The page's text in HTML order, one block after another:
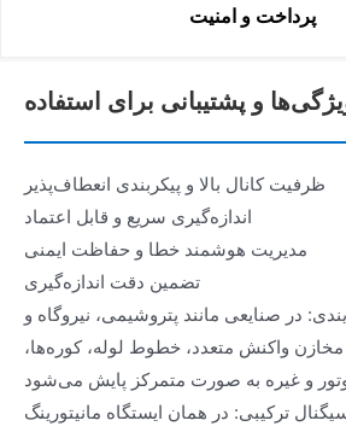
پرداخت و امنیت
و پشتیبانی برای استفاده
ظرفیت کانال بالا و پیکربندی انعطاف‌پذیر
اندازه‌گیری سریع و قابل اعتماد
مدیریت هوشمند خطا و حفاظت ایمنی
تضمین دقت اندازه‌گیری
در صنایعی مانند پتروشیمی، نیروگاه و
واکنش متعدد، خطوط لوله، کوره‌ها،
ترکیبی: در همان ایستگاه مانیتورینگ